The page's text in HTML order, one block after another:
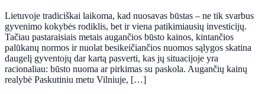
Lietuvoje tradiciškai laikoma, kad nuosavas būstas – ne tik svarbus
gyvenimo kokybės rodiklis, bet ir viena patikimiausių investicijų.
Tačiau pastaraisiais metais augančios būsto kainos, kintančios
palūkanų normos ir nuolat besikeičiančios nuomos sąlygos skatina
daugelį gyventojų dar kartą pasverti, kas jų situacijoje yra
racionaliau: būsto nuoma ar pirkimas su paskola. Augančių kainų
realybė Paskutiniu metu Vilniuje, […]